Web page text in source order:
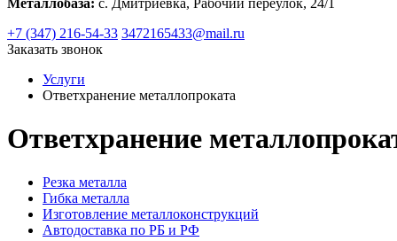
Металлобаза: с. Дмитриевка, Рабочий переулок, 24/1
+7 (347) 216-54-33 3472165433@mail.ru
Заказать звонок
Услуги
Ответхранение металлопроката
Ответхранение
Резка металла
Гибка металла
Изготовление металлоконструкций
Автодоставка по РБ и РФ